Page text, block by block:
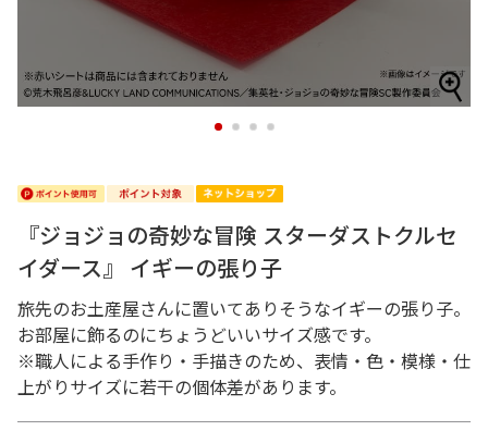
1 2 3 4
『ジョジョの奇妙な冒険 スターダストクルセ
イダース』 イギーの張り子
旅先のお土産屋さんに置いてありそうなイギーの張り子。
お部屋に飾るのにちょうどいいサイズ感です。
※職人による手作り・手描きのため、表情・色・模様・仕
上がりサイズに若干の個体差があります。